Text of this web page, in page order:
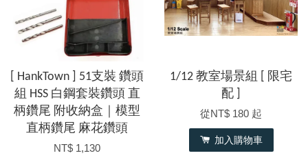
[ HankTown ] 51支裝 鑽頭
組 HSS 白鋼套裝鑽頭 直
柄鑽尾 附收納盒｜模型
直柄鑽尾 麻花鑽頭
NT$ 1,130
1/12 教室場景組 [ 限宅
配 ]
從NT$ 180 起
加入購物車